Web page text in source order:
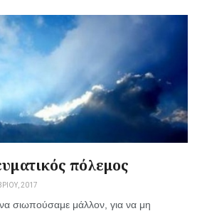
πόλεμος
2017
σιωπούσαμε μάλλον, για να μη